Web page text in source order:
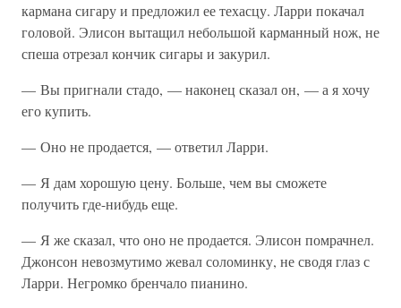
кармана сигару и предложил ее техасцу. Ларри покачал
головой. Элисон вытащил небольшой карманный нож, не
спеша отрезал кончик сигары и закурил.
— Вы пригнали стадо, — наконец сказал он, — а я хочу
его купить.
— Оно не продается, — ответил Ларри.
— Я дам хорошую цену. Больше, чем вы сможете
получить где-нибудь еще.
— Я же сказал, что оно не продается. Элисон помрачнел.
Джонсон невозмутимо жевал соломинку, не сводя глаз с
Ларри. Негромко бренчало пианино.